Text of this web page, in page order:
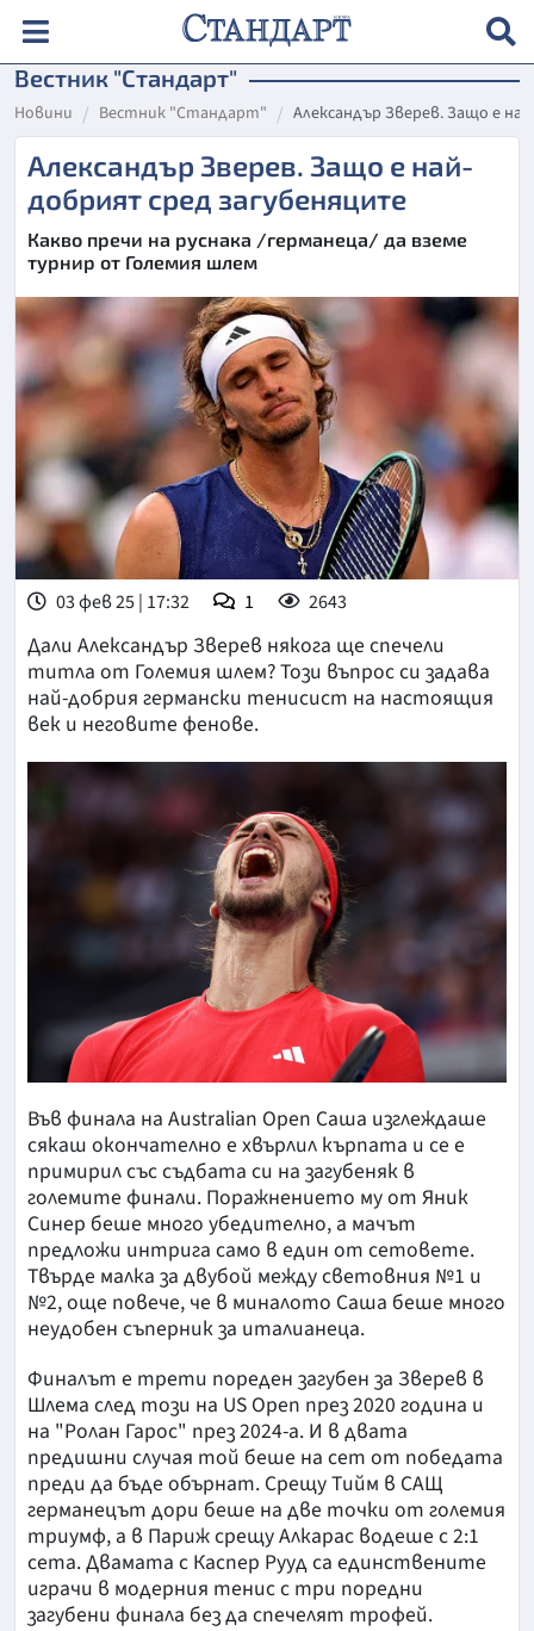
Вестник "Стандарт"
Новини Вестник "Стандарт" Александър Зверев. Защо е
Александър Зверев. Защо е най-
добрият сред загубеняците
Какво пречи на руснака /германеца/ да вземе
турнир от Големия шлем
03 фев 25 | 17:32 1 2643
Дали Александър Зверев някога ще спечели
титла от Големия шлем? Този въпрос си задава
най-добрия германски тенисист на настоящия
век и неговите фенове.
Във финала на Australian Open Саша изглеждаше
сякаш окончателно е хвърлил кърпата и се е
примирил със съдбата си на загубеняк в
големите финали. Поражнението му от Яник
Синер беше много убедително, а мачът
предложи интрига само в един от сетовете.
Твърде малка за двубой между световния №1 и
№2, още повече, че в миналото Саша беше много
неудобен съперник за италианеца.
Финалът е трети пореден загубен за Зверев в
Шлема след този на US Open през 2020 година и
на "Ролан Гарос" през 2024-а. И в двата
предишни случая той беше на сет от победата
преди да бъде обърнат. Срещу Тийм в САЩ
германецът дори беше на две точки от големия
триумф, а в Париж срещу Алкарас водеше с 2:1
сета. Двамата с Каспер Рууд са единствените
играчи в модерния тенис с три поредни
загубени финала без да спечелят трофей.